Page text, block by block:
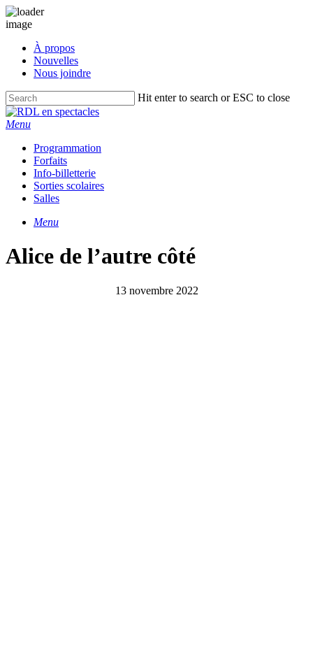
main
content
À propos
Nouvelles
Nous joindre
Hit enter to search or ESC to close
Close
Search
Menu
Programmation
Forfaits
Info-billetterie
Sorties scolaires
Salles
Menu
Alice de l’autre côté
13 novembre 2022